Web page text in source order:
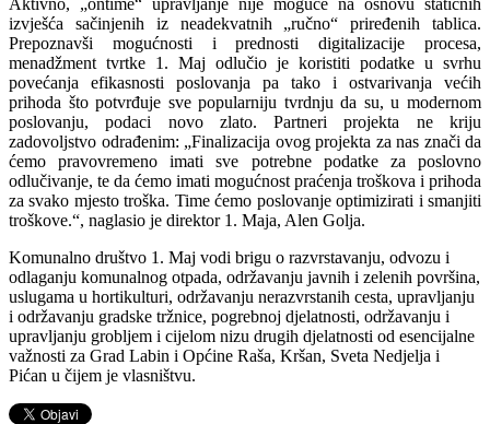
Aktivno, „ontime“ upravljanje nije moguće na osnovu statičnih
izvješća sačinjenih iz neadekvatnih „ručno“ priređenih tablica.
Prepoznavši mogućnosti i prednosti digitalizacije procesa,
menadžment tvrtke 1. Maj odlučio je koristiti podatke u svrhu
povećanja efikasnosti poslovanja pa tako i ostvarivanja većih
prihoda što potvrđuje sve popularniju tvrdnju da su, u modernom
poslovanju, podaci novo zlato. Partneri projekta ne kriju
zadovoljstvo odrađenim: „Finalizacija ovog projekta za nas znači da
ćemo pravovremeno imati sve potrebne podatke za poslovno
odlučivanje, te da ćemo imati mogućnost praćenja troškova i prihoda
za svako mjesto troška. Time ćemo poslovanje optimizirati i smanjiti
troškove.“, naglasio je direktor 1. Maja, Alen Golja.
Komunalno društvo 1. Maj vodi brigu o razvrstavanju, odvozu i
odlaganju komunalnog otpada, održavanju javnih i zelenih površina,
uslugama u hortikulturi, održavanju nerazvrstanih cesta, upravljanju
i održavanju gradske tržnice, pogrebnoj djelatnosti, održavanju i
upravljanju grobljem i cijelom nizu drugih djelatnosti od esencijalne
važnosti za Grad Labin i Općine Raša, Kršan, Sveta Nedjelja i
Pićan u čijem je vlasništvu.